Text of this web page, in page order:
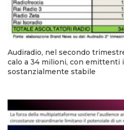
Audiradio, nel secondo
calo a 34 milioni, con emittenti
sostanzialmente stabile